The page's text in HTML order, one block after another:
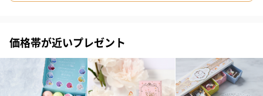
一部花材が写真と異なる場合がございます。予めご了承くださ
い。パッケージに入れてお届けします。
価格帯が近いプレゼント